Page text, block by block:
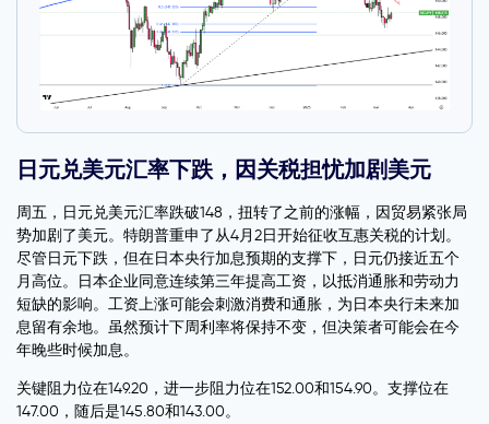
日元兑美元汇率下跌，因关税担忧加剧美元
周五，日元兑美元汇率跌破148，扭转了之前的涨幅，因贸易紧张局
势加剧了美元。特朗普重申了从4月2日开始征收互惠关税的计划。
尽管日元下跌，但在日本央行加息预期的支撑下，日元仍接近五个
月高位。日本企业同意连续第三年提高工资，以抵消通胀和劳动力
短缺的影响。工资上涨可能会刺激消费和通胀，为日本央行未来加
息留有余地。虽然预计下周利率将保持不变，但决策者可能会在今
年晚些时候加息。
关键阻力位在149.20，进一步阻力位在152.00和154.90。支撑位在
147.00，随后是145.80和143.00。